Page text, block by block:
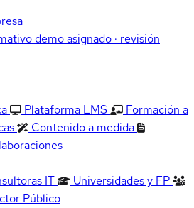
demo asignado · revisión
Plataforma LMS
Formación a
Contenido a medida
IT
Universidades y FP
Público